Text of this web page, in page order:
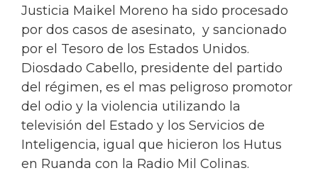
Justicia Maikel Moreno ha sido procesado
por dos casos de asesinato, y sancionado
por el Tesoro de los Estados Unidos.
Diosdado Cabello, presidente del partido
del régimen, es el mas peligroso promotor
del odio y la violencia utilizando la
televisión del Estado y los Servicios de
Inteligencia, igual que hicieron los Hutus
en Ruanda con la Radio Mil Colinas.